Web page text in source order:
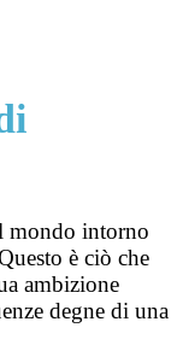
mondo intorno
è ciò che
ambizione
degne di una